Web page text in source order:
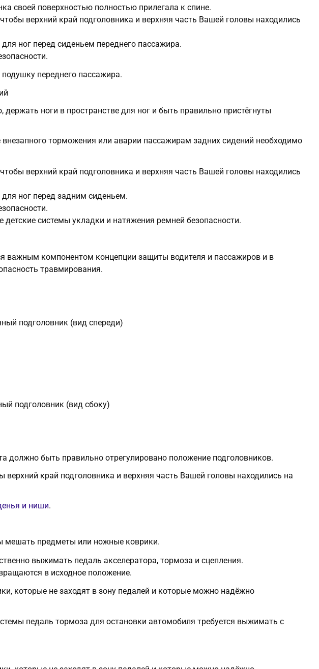
своей поверхностью полностью прилегала к спине.
верхний край подголовника и верхняя часть Вашей головы находились
ног перед сиденьем переднего пассажира.
переднего пассажира.
ноги в пространстве для ног и быть правильно пристёгнуты
торможения или аварии пассажирам задних сидений необходимо
верхний край подголовника и верхняя часть Вашей головы находились
ног перед задним сиденьем.
детские системы укладки и натяжения ремней безопасности.
важным компонентом концепции защиты водителя и пассажиров и в
травмирования.
подголовник (вид спереди)
подголовник (вид сбоку)
должно быть правильно отрегулировано положение подголовников.
верхний край подголовника и верхняя часть Вашей головы находились на
и ниши.
мешать предметы или ножные коврики.
выжимать педаль акселератора, тормоза и сцепления.
в исходное положение.
которые не заходят в зону педалей и которые можно надёжно
педаль тормоза для остановки автомобиля требуется выжимать с